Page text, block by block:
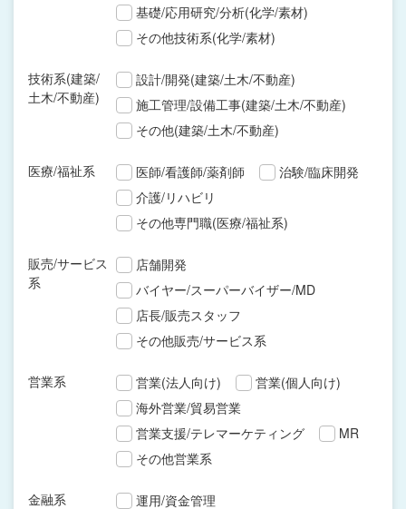
基礎/応用研究/分析(化学/素材)
その他技術系(化学/素材)
技術系(建築/
土木/不動産)
設計/開発(建築/土木/不動産)
施工管理/設備工事(建築/土木/不動産)
その他(建築/土木/不動産)
医療/福祉系 医師/看護師/薬剤師
治験/臨床開発
介護/リハビリ
その他専門職(医療/福祉系)
販売/サービス
系
店舗開発
バイヤー/スーパーバイザー/MD
店長/販売スタッフ
その他販売/サービス系
営業系 営業(法人向け)
営業(個人向け)
海外営業/貿易営業
営業支援/テレマーケティング
MR
その他営業系
金融系
運用/資金管理